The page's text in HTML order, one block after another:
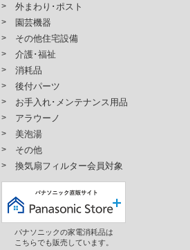
外まわり･ポスト
園芸機器
その他住宅設備
介護･福祉
消耗品
後付パーツ
お手入れ･メンテナンス用品
アラウーノ
美泡湯
その他
換気扇フィルター会員対象
パナソニックの家電消耗品は
こちらでも販売しています。